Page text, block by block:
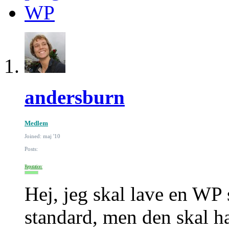
WP
andersburn
Medlem
Joined: maj '10
Posts:
Reputation:
Hej, jeg skal lave en WP
standard, men den skal